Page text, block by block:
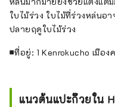
ใบไม้ร่วง ใบไม้ที่ร่วงหล่นอ
ปลายฤดูใบไม้ร่วง
■ที่อยู่: 1 Kenrokucho เมือง
แนวต้นแปะก๊วยใน